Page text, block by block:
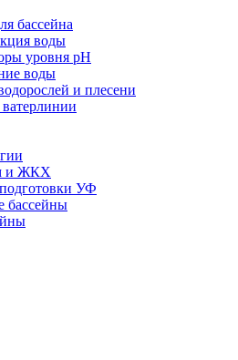
бассейна
воды
уровня pH
воды
и плесени
и ЖКХ
УФ
бассейны